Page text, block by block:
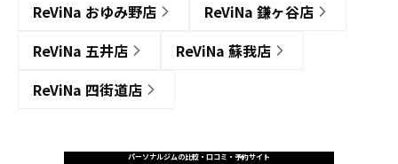
ReViNa おゆみ野店
ReViNa 鎌ヶ谷店
ReViNa 五井店
ReViNa 蘇我店
ReViNa 四街道店
パーソナルジムの比較・口コミ・予約サイト